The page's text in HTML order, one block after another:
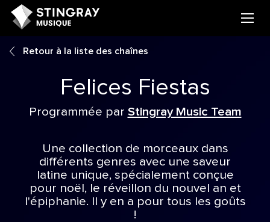
Retour à la liste des chaînes
Felices Fiestas
Programmée par Stingray Music Team
Une collection de morceaux dans
différents genres avec une saveur
latine unique, spécialement conçue
pour noël, le réveillon du nouvel an et
l'épiphanie. Il y en a pour tous les goûts
!